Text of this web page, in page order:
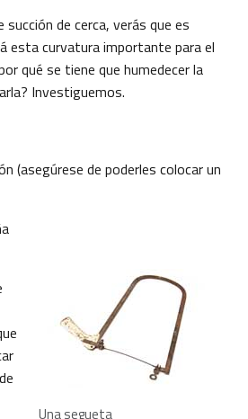
de cerca, verás que es
esta curvatura importante para el
qué se tiene que humedecer la
Investiguemos.
(asegúrese de poderles colocar un
Una segueta